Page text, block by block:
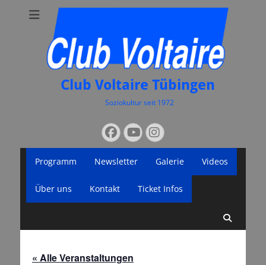
Club Voltaire Tübingen
Soziokultur seit 1972
nach:
Facebook
YouTube
Instagram
Menü
Inhalt
Programm Newsletter Galerie Videos
Über uns Kontakt Ticket Infos
« Alle Veranstaltungen